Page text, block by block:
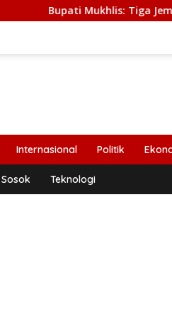
Bupati Mukhlis: Tiga Jembatan
Internasional Politik
Sosok Teknologi